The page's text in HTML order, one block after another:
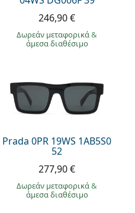
246,90 €
Δωρεάν μεταφορικά&
άμεσα διαθέσιμο
Prada 0PR 19WS 1AB5S0
52
277,90 €
Δωρεάν μεταφορικά&
άμεσα διαθέσιμο